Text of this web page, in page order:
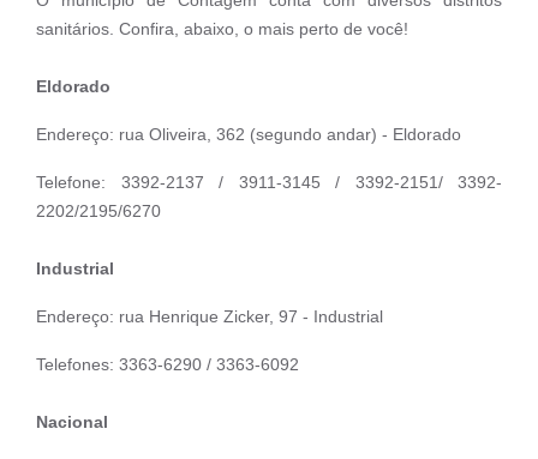
sanitários. Confira, abaixo, o mais perto de você!
Eldorado
Endereço: rua Oliveira, 362 (segundo andar) - Eldorado
Telefone: 3392-2137 / 3911-3145 / 3392-2151/ 3392-
2202/2195/6270
Industrial
Endereço: rua Henrique Zicker, 97 - Industrial
Telefones: 3363-6290 / 3363-6092
Nacional